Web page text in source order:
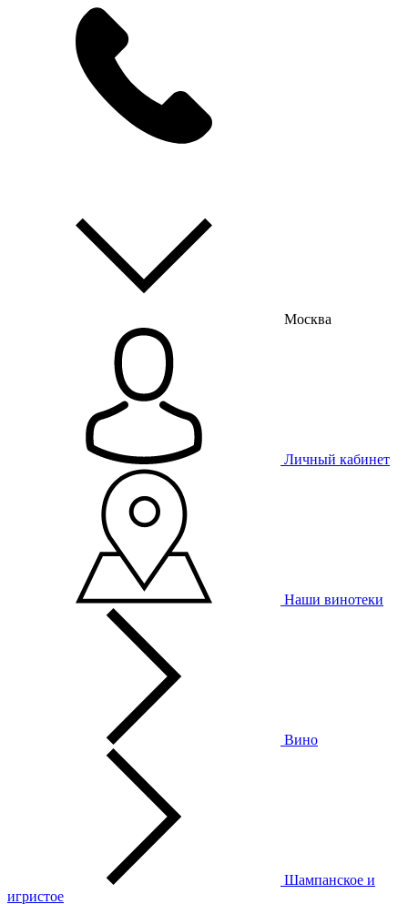
Москва
Личный кабинет
Наши винотеки
Вино
Шампанское и
игристое